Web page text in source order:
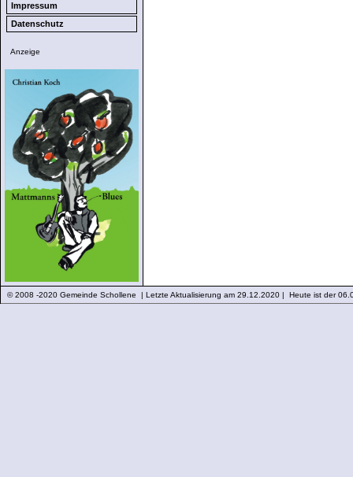
Impressum
Datenschutz
Anzeige
© 2008 -2020 Gemeinde Schollene | Letzte Aktualisierung am 29.12.2020 | Heute ist der